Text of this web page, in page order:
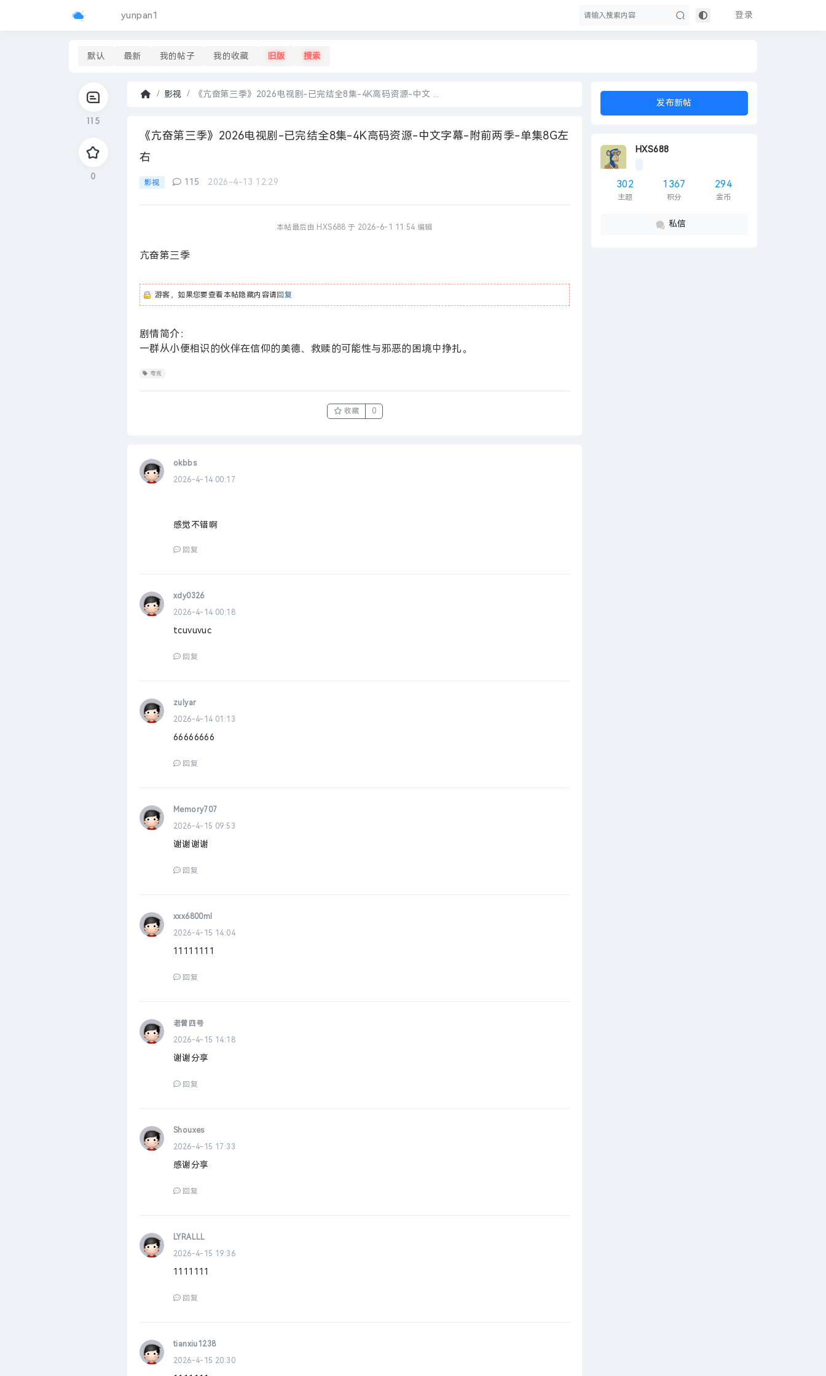
登录
yunpan1
默认 最新 我的帖子 我的收藏 旧版 搜索
115
0
页
影视
›
《亢奋第三季》2026电视剧-已完结全8集-4K高码资源-中文 ...
《亢奋第三季》2026电视剧-已完结全8集-4K高码资源-中文字幕-附前两季-单集8G左
右
发布新帖
HXS688
302
主题
1367
积分
294
金币
私信
影视 115 2026-4-13 12:29
本帖最后由 HXS688 于 2026-6-1 11:54 编辑
亢奋第三季
游客，如果您要查看本帖隐藏内容请回复
剧情简介：
一群从小便相识的伙伴在信仰的美德、救赎的可能性与邪恶的困境中挣扎。
夸克
收藏 0
okbbs
2026-4-14 00:17
感觉不错啊
回复
xdy0326
2026-4-14 00:18
tcuvuvuc
回复
zulyar
2026-4-14 01:13
66666666
回复
Memory707
2026-4-15 09:53
谢谢谢谢
回复
xxx6800ml
2026-4-15 14:04
11111111
回复
老曾四号
2026-4-15 14:18
谢谢分享
回复
Shouxes
2026-4-15 17:33
感谢分享
回复
LYRALLL
2026-4-15 19:36
1111111
回复
tianxiu1238
2026-4-15 20:30